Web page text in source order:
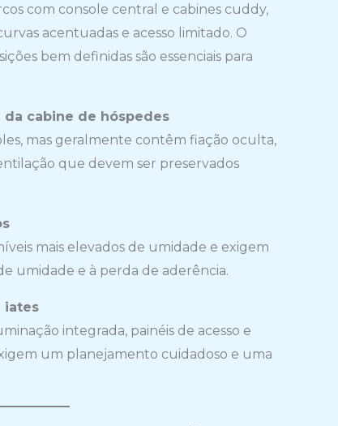
com console central e cabines cuddy,
acentuadas e acesso limitado. O
bem definidas são essenciais para
cabine de hóspedes
mas geralmente contêm fiação oculta,
que devem ser preservados
mais elevados de umidade e exigem
umidade e à perda de aderência.
iates
integrada, painéis de acesso e
um planejamento cuidadoso e uma